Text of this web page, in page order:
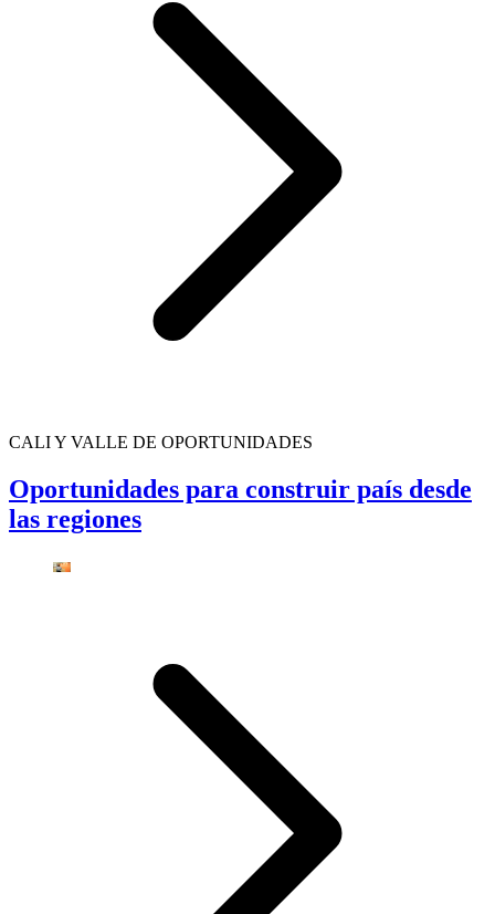
CALI Y VALLE DE OPORTUNIDADES
Oportunidades para construir país desde
las regiones